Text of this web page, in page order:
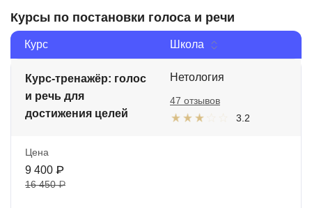
Курсы по постановки голоса и речи
Курс Школа
Курс-тренажёр: голос
и речь для
достижения целей
Нетология
3.2
47 отзывов
Цена
9 400 ₽
16 450 ₽